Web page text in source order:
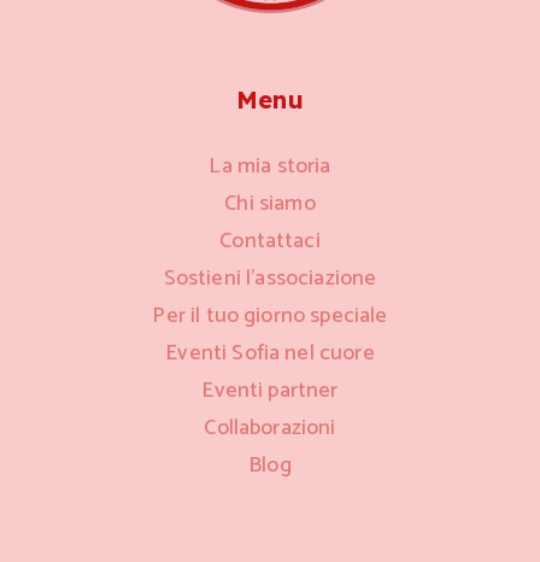
Menu
La mia storia
Chi siamo
Contattaci
Sostieni l’associazione
Per il tuo giorno speciale
Eventi Sofia nel cuore
Eventi partner
Collaborazioni
Blog